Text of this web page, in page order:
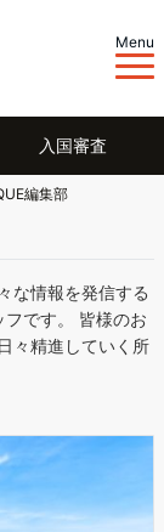
Menu
入国審査
編集部
な情報を発信する
フです。 皆様のお
々精進していく所